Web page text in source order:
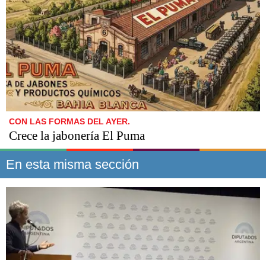
CON LAS FORMAS DEL AYER.
Crece la jabonería El Puma
En esta misma sección